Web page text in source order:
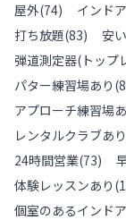
屋外(74) インド
打ち放題(83) 安い
弾道測定器(トップ
パター練習場あり (
アプローチ練習場
レンタルクラブあり
24時間営業(73)
体験レッスンあり (
個室のあるインドア